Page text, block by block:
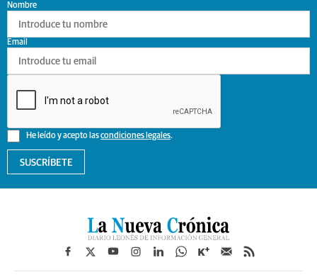
Nombre
He leído y acepto lascondiciones legales.
Email
SUSCRÍBETE